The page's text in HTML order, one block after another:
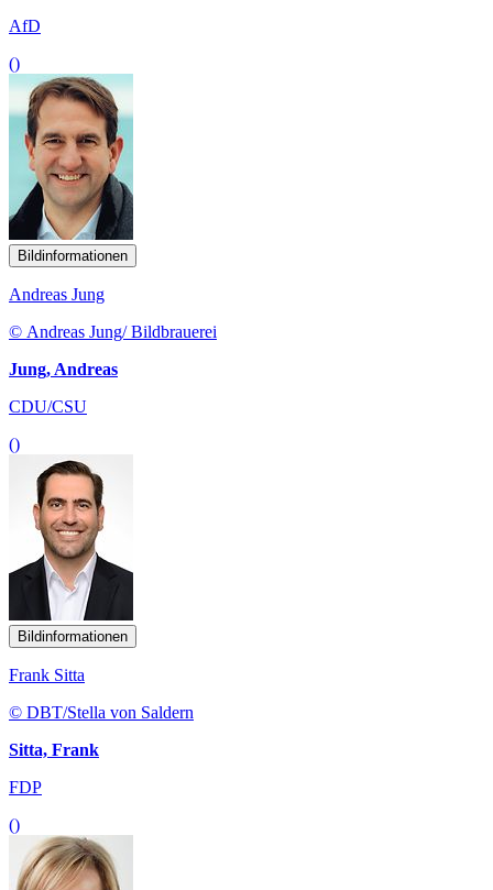
AfD
()
Bildinformationen
Andreas Jung
© Andreas Jung/ Bildbrauerei
Jung, Andreas
CDU/CSU
()
Bildinformationen
Frank Sitta
© DBT/Stella von Saldern
Sitta, Frank
FDP
()